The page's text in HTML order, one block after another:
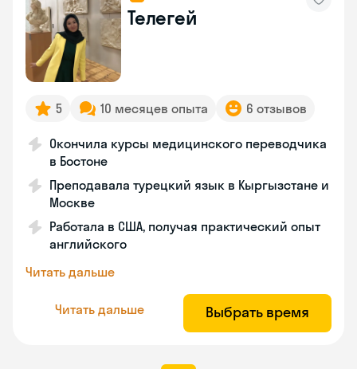
Телегей
5 10 месяцев опыта 6 отзывов
Окончила курсы медицинского переводчика
в Бостоне
Преподавала турецкий язык в Кыргызстане и
Москве
Работала в США, получая практический опыт
английского
Читать дальше
Читать дальше Выбрать время